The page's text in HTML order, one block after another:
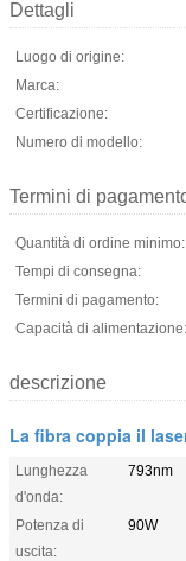
Dettagli
Luogo di origine:
Marca:
Certificazione:
Numero di modello:
Termini di
Quantità di ordine minimo:
Tempi di consegna:
Termini di pagamento:
Capacità di alimentazione:
descrizione
La fibra coppia il
Lunghezza
d'onda:
793nm
Potenza di
uscita:
90W